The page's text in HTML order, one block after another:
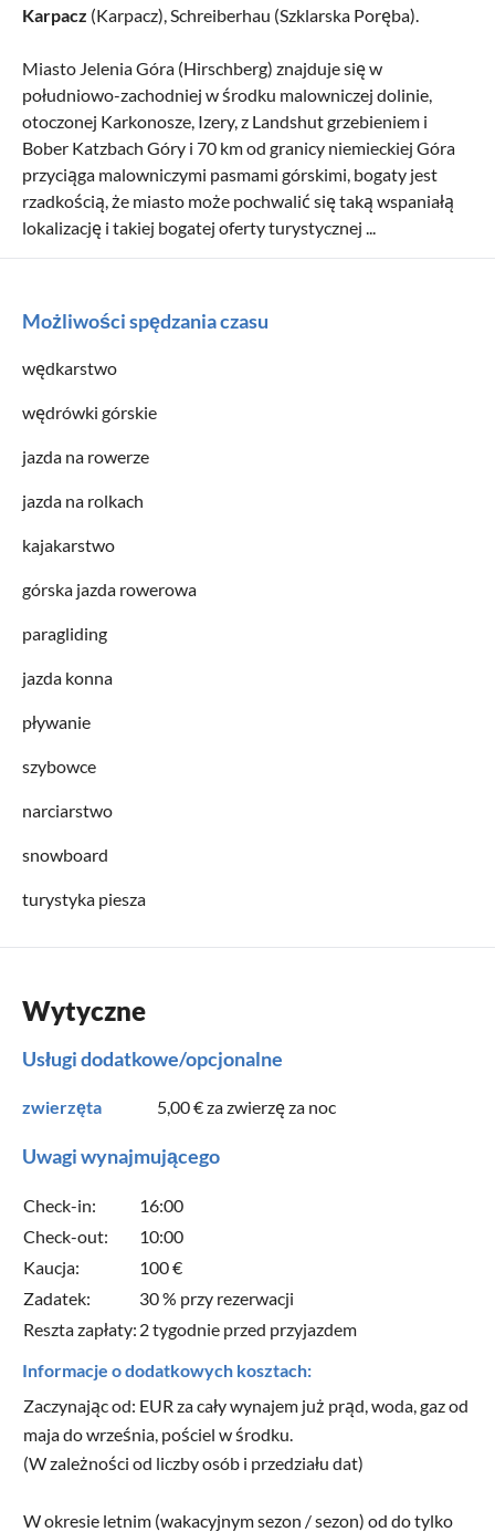
Karpacz (Karpacz), Schreiberhau (Szklarska Poręba).
Miasto Jelenia Góra (Hirschberg) znajduje się w
południowo-zachodniej w środku malowniczej dolinie,
otoczonej Karkonosze, Izery, z Landshut grzebieniem i
Bober Katzbach Góry i 70 km od granicy niemieckiej Góra
przyciąga malowniczymi pasmami górskimi, bogaty jest
rzadkością, że miasto może pochwalić się taką wspaniałą
lokalizację i takiej bogatej oferty turystycznej ...
Możliwości spędzania czasu
wędkarstwo
wędrówki górskie
jazda na rowerze
jazda na rolkach
kajakarstwo
górska jazda rowerowa
paragliding
jazda konna
pływanie
szybowce
narciarstwo
snowboard
turystyka piesza
Wytyczne
Usługi dodatkowe/opcjonalne
zwierzęta 5,00 €za zwierzę za noc
Uwagi wynajmującego
Check-in:
16:00
Check-out:
10:00
Kaucja:
100 €
Zadatek:
30 % przy rezerwacji
Reszta zapłaty: 2 tygodnie przed przyjazdem
Informacje o dodatkowych kosztach:
Zaczynając od: EUR za cały wynajem już prąd, woda, gaz od
maja do września, pościel w środku.
(W zależności od liczby osób i przedziału dat)
W okresie letnim (wakacyjnym sezon / sezon) od do tylko